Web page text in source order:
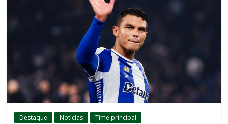
Destaque Notícias Time principal